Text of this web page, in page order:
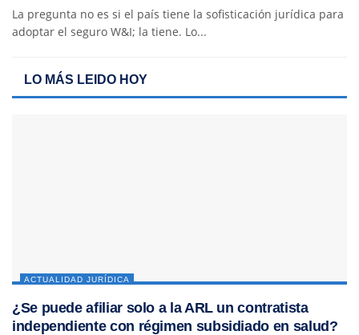
La pregunta no es si el país tiene la sofisticación jurídica para
adoptar el seguro W&I; la tiene. Lo...
LO MÁS LEIDO HOY
ACTUALIDAD JURÍDICA
¿Se puede afiliar solo a la ARL un contratista
independiente con régimen subsidiado en salud?